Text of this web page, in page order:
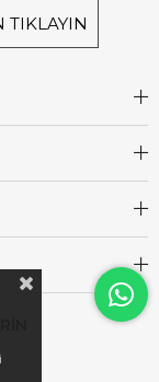
TIKLAYIN